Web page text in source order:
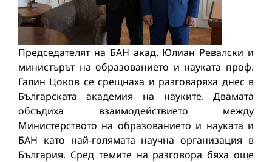
Председателят на БАН акад. Юлиан Ревалски и
министърът на образованието и науката проф.
Галин Цоков се срещнаха и разговаряха днес в
Българската академия на науките. Двамата
обсъдиха взаимодействието между
Министерството на образованието и науката и
БАН като най-голямата научна организация в
България. Сред темите на разговора бяха още